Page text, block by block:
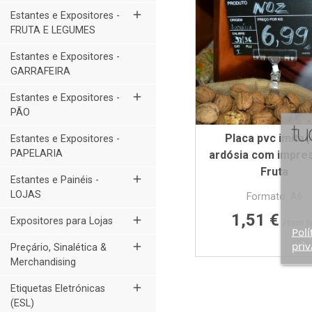
Estantes e Expositores -
FRUTA E LEGUMES
add
Estantes e Expositores -
GARRAFEIRA
Estantes e Expositores -
PÃO
add
Estantes e Expositores -
PAPELARIA
Estantes e Painéis -
LOJAS
add
Expositores para Lojas add
Preçário, Sinalética &
Merchandising
add
Etiquetas Eletrónicas
(ESL)
add
Placa pvc
ardósia com
Fruta
Formato: A6
Preço
1,51 €